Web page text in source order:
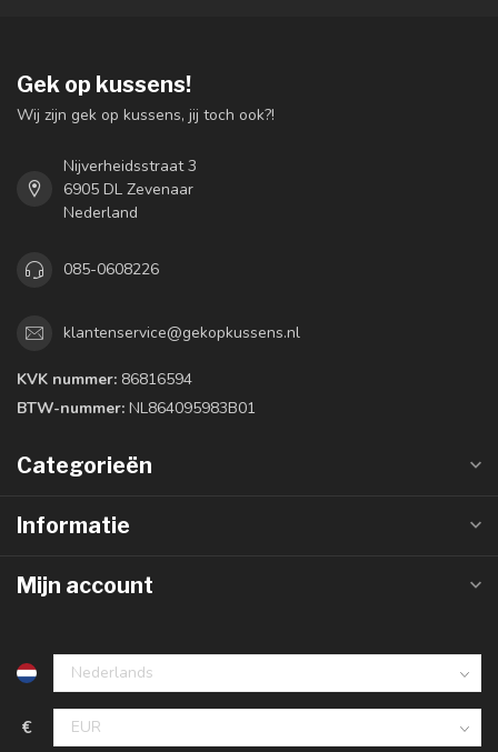
Gek op kussens!
Wij zijn gek op kussens, jij toch ook?!
Nijverheidsstraat 3
6905 DL Zevenaar
Nederland
085-0608226
klantenservice@gekopkussens.nl
KVK nummer: 86816594
BTW-nummer: NL864095983B01
Categorieën
Informatie
Mijn account
€